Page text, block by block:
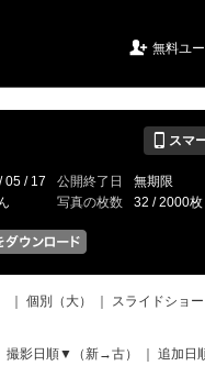
 無料ユ
📱 スマ
05 / 17 公開終了日 無期限
写真の枚数 32 / 2000枚
個別（大）
スライドショー
撮影日順▼（新→古） 追加日